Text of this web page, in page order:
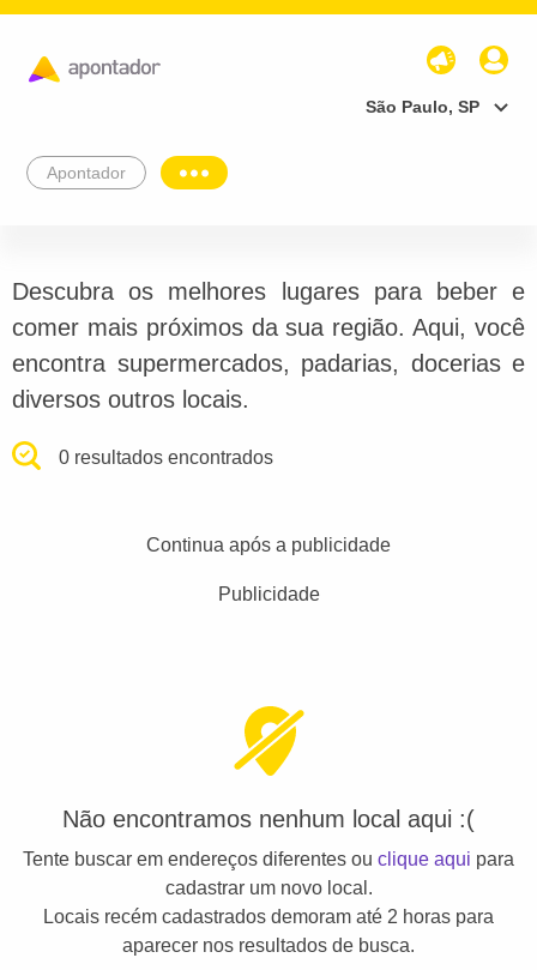
São Paulo, SP
Apontador
Descubra os melhores lugares para beber e
comer mais próximos da sua região. Aqui, você
encontra supermercados, padarias, docerias e
diversos outros locais.
0 resultados encontrados
Continua após a publicidade
Publicidade
Não encontramos nenhum local aqui :(
Tente buscar em endereços diferentes ou clique aqui para
cadastrar um novo local.
Locais recém cadastrados demoram até 2 horas para
aparecer nos resultados de busca.